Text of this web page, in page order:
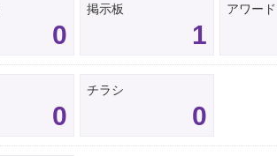
0
掲示板
1
アワード
0
チラシ
0